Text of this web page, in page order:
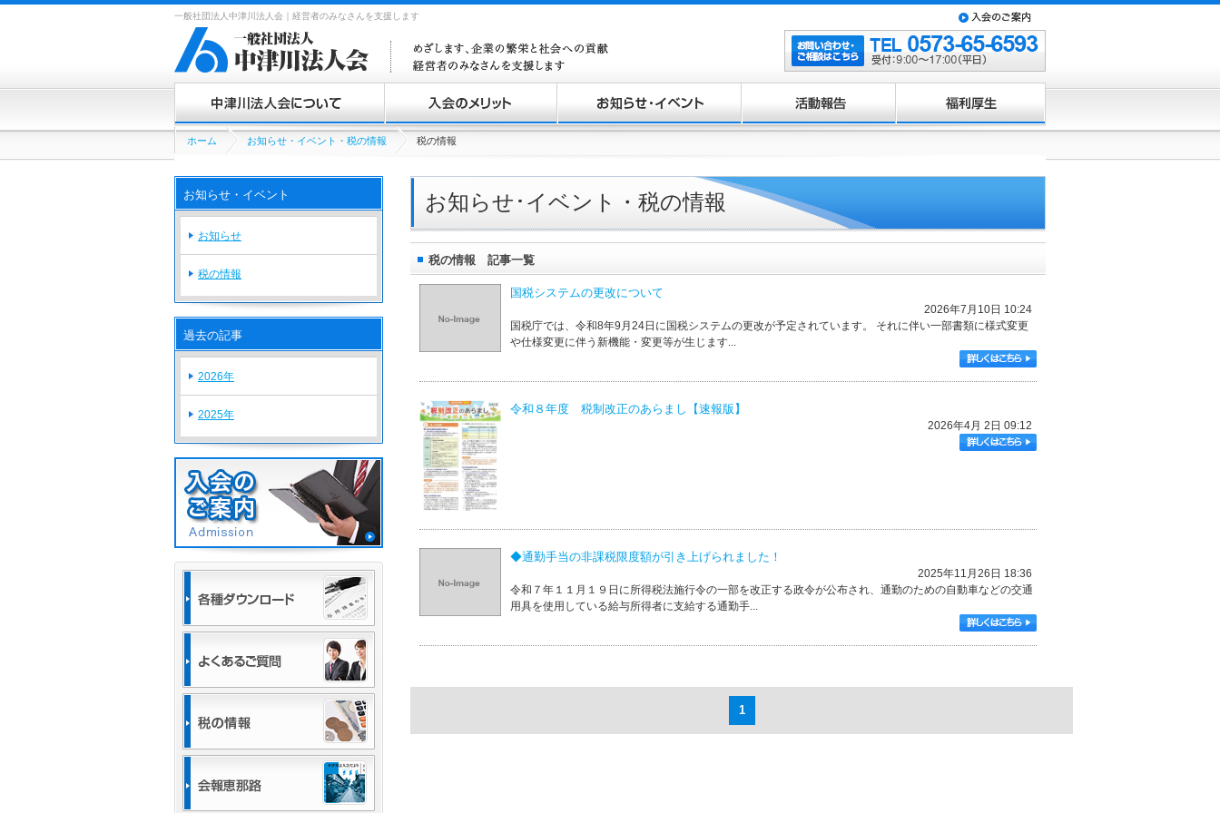
一般社団法人中津川法人会｜経営者のみなさんを支援します
中津川法人会について 入会のメリット
ホーム お知らせ・イベント・税の情報 税の情報
お知らせ・イベント
お知らせ
税の情報
過去の記事
2026年
2025年
お知らせ･イベント・税の情報
税の情報 記事一覧
国税システムの更改について
2026年7月10日 10:24
国税庁では、令和8年9月24日に国税システムの更改が予定されています。 それに伴い一部書類に様式変更
や仕様変更に伴う新機能・変更等が生じます...
令和８年度 税制改正のあらまし【速報版】
2026年4月 2日 09:12
◆通勤手当の非課税限度額が引き上げられました！
2025年11月26日 18:36
令和７年１１月１９日に所得税法施行令の一部を改正する政令が公布され、通勤のための自動車などの交通
用具を使用している給与所得者に支給する通勤手...
1